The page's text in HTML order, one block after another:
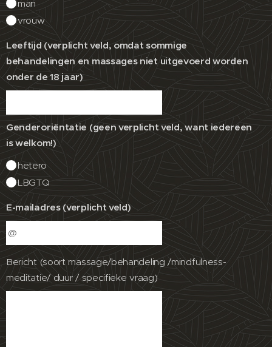
man
vrouw
Leeftijd (verplicht veld, omdat sommige
behandelingen en massages niet uitgevoerd worden
onder de 18 jaar)
Genderoriëntatie (geen verplicht veld, want iedereen
is welkom!)
hetero
LBGTQ
E-mailadres (verplicht veld)
Bericht (soort massage/behandeling /mindfulness-
meditatie/ duur / specifieke vraag)